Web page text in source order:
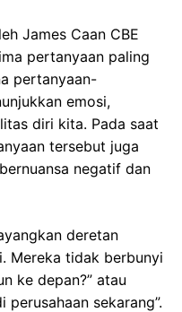
James Caan CBE
pertanyaan paling
pertanyaan-
emosi,
diri kita. Pada saat
tersebut juga
negatif dan
deretan
Mereka tidak berbunyi
ke depan?” atau
sekarang”.